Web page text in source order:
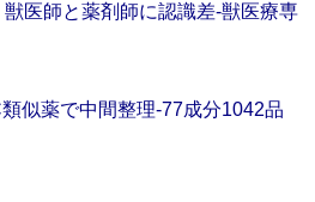
獣医師と薬剤師に認識差‐獣医療専
似薬で中間整理‐77成分1042品